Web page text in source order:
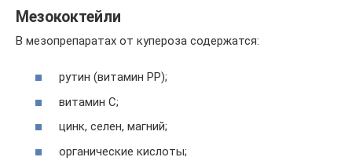
Мезококтейли
В мезопрепаратах от купероза содержатся:
рутин (витамин РР);
витамин С;
цинк, селен, магний;
органические кислоты;